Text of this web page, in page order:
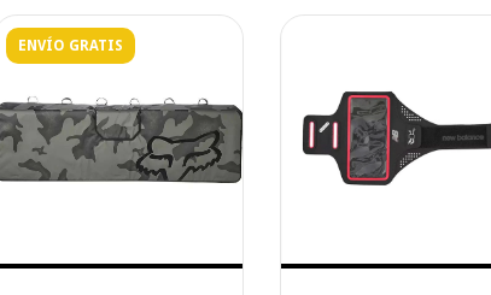
ENVÍO GRATIS